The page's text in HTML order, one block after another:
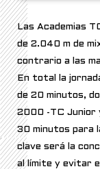
Las Academias
de 2.040 m de
contrario a las
En total la
de 20 minutos,
2000 -TC Junior
30 minutos para
clave será la
al límite y evitar